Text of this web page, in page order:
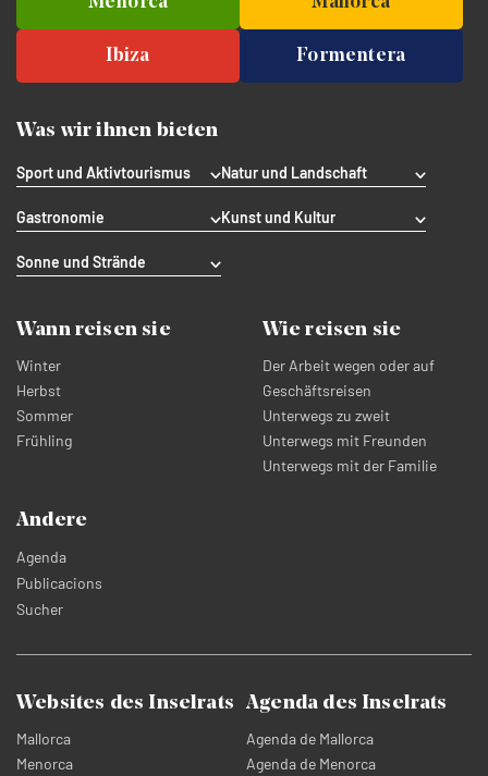
Ibiza Formentera
Was wir ihnen bieten
Sport und Aktivtourismus Natur und Landschaft
Gastronomie Kunst und Kultur
Sonne und Strände
Wann reisen sie
Winter
Herbst
Sommer
Frühling
Wie reisen sie
Der Arbeit wegen oder auf
Geschäftsreisen
Unterwegs zu zweit
Unterwegs mit Freunden
Unterwegs mit der Familie
Andere
Agenda
Publicacions
Sucher
Websites des Inselrats
Mallorca
Menorca
Agenda des Inselrats
Agenda de Mallorca
Agenda de Menorca